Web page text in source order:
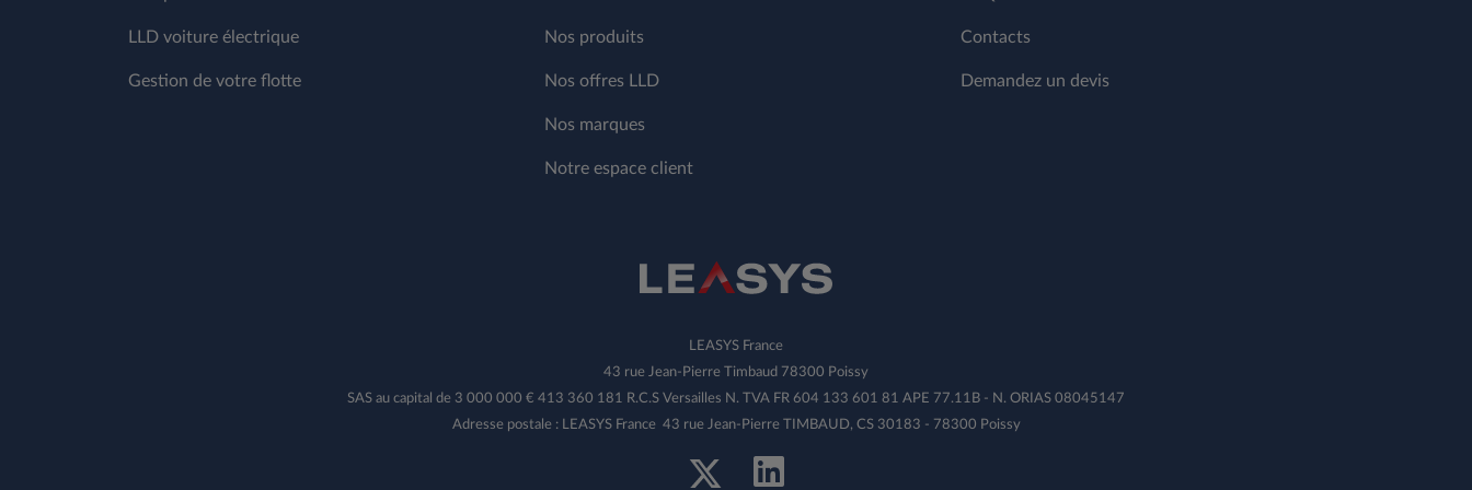
LLD voiture électrique
Gestion de votre flotte
Nos produits
Nos offres LLD
Nos marques
Notre espace client
Contacts
Demandez un devis
LEASYS France
43 rue Jean-Pierre Timbaud 78300 Poissy
SAS au capital de 3 000 000 € 413 360 181 R.C.S Versailles N. TVA FR 604 133 601 81 APE 77.11B - N. ORIAS 08045147
Adresse postale : LEASYS France 43 rue Jean-Pierre TIMBAUD, CS 30183 - 78300 Poissy